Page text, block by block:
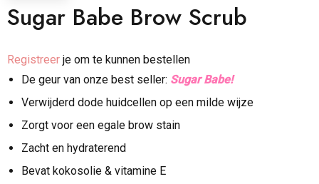
Sugar Babe Brow Scrub
Registreer je om te kunnen bestellen
De geur van onze best seller: Sugar Babe!
Verwijderd dode huidcellen op een milde wijze
Zorgt voor een egale brow stain
Zacht en hydraterend
Bevat kokosolie & vitamine E